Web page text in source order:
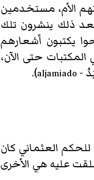
الأم، مستخدمين
ذلك ينشرون تلك
يكتبون أشعارهم
حتى الآن،
-
aljamiado
).
العثماني كان
عليه هي الأخرى